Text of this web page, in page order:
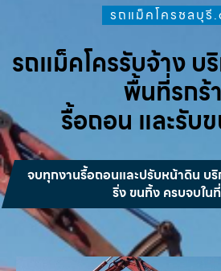
รถแม็คโครชลบุรี
รถแม็คโครรับจ้าง บ
พื้นที่รกร้
รื้อถอน และรับ
จบทุกงานรื้อถอนและปรับหน้าดิน บริ
ริ่ง ขนทิ้ง ครบจบใน